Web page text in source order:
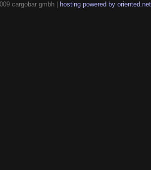
cargobar gmbh | hosting powered by oriented.net